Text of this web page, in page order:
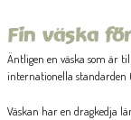
Fin väska
Äntligen en väska som är
internationella standarden
Väskan har en dragkedja